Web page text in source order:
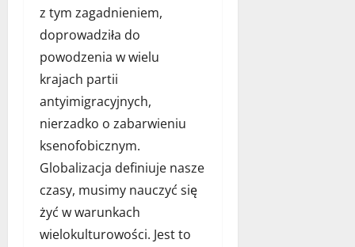
z tym zagadnieniem,
doprowadziła do
powodzenia w wielu
krajach partii
antyimigracyjnych,
nierzadko o zabarwieniu
ksenofobicznym.
Globalizacja definiuje nasze
czasy, musimy nauczyć się
żyć w warunkach
wielokulturowości. Jest to